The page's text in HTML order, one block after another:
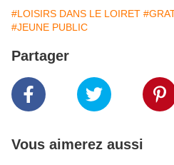
#LOISIRS DANS LE LOIRET
#JEUNE PUBLIC
Partager
Vous aimerez aussi